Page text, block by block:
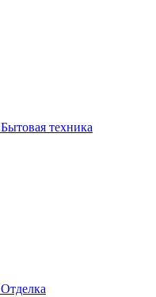
Бытовая техника
Отделка